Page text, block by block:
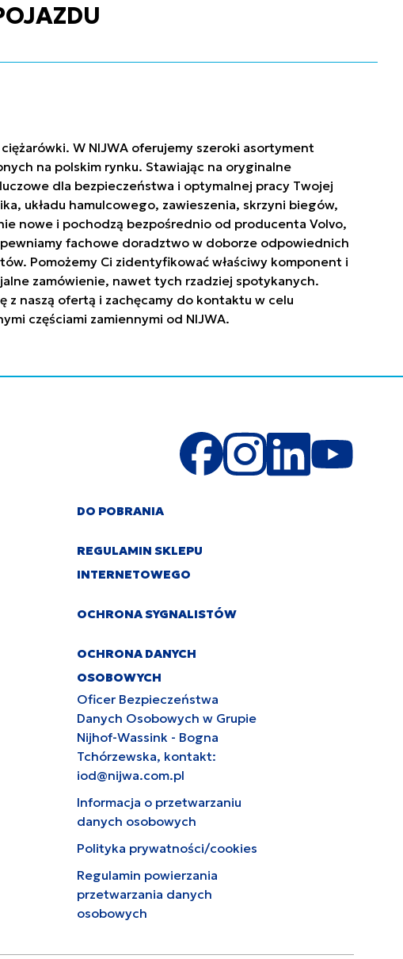
W NIJWA oferujemy szeroki asortyment
na polskim rynku. Stawiając na oryginalne
dla bezpieczeństwa i optymalnej pracy Twojej
układu hamulcowego, zawieszenia, skrzyni biegów,
nowe i pochodzą bezpośrednio od producenta Volvo,
fachowe doradztwo w doborze odpowiednich
Pomożemy Ci zidentyfikować właściwy komponent i
zamówienie, nawet tych rzadziej spotykanych.
z naszą ofertą i zachęcamy do kontaktu w celu
częściami zamiennymi od NIJWA.
DO POBRANIA
REGULAMIN SKLEPU
INTERNETOWEGO
OCHRONA SYGNALISTÓW
OCHRONA DANYCH
OSOBOWYCH
Oficer Bezpieczeństwa
Danych Osobowych w Grupie
Nijhof-Wassink - Bogna
Tchórzewska, kontakt:
iod@nijwa.com.pl
Informacja o przetwarzaniu
danych osobowych
Polityka prywatności/cookies
Regulamin powierzania
przetwarzania danych
osobowych